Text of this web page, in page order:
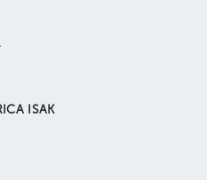
ISAK